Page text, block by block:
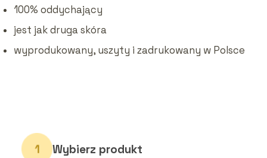
100% oddychający
jest jak druga skóra
wyprodukowany, uszyty i zadrukowany w Polsce
Wybierz produkt